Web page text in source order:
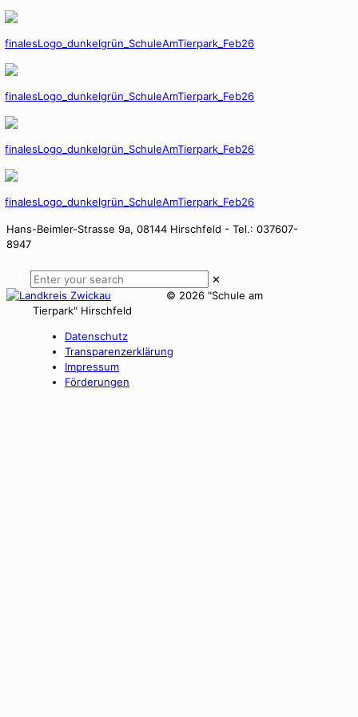
Hans-Beimler-Strasse 9a, 08144 Hirschfeld - Tel.: 037607-
8947
✕
© 2026 "Schule am
Tierpark" Hirschfeld
Datenschutz
Transparenzerklärung
Impressum
Förderungen